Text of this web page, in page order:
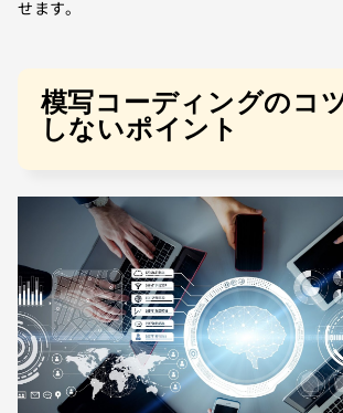
せます。
模写コーディングのコ
しないポイント